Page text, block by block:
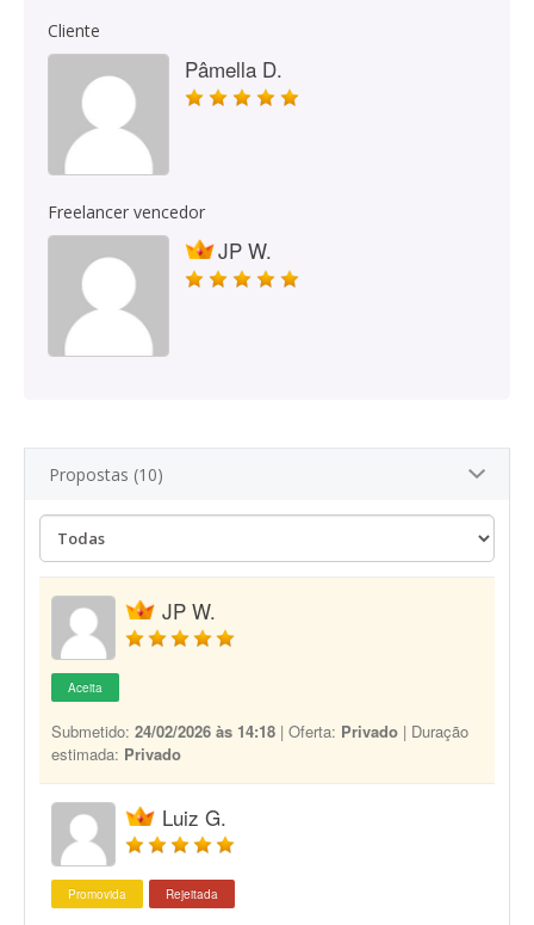
Cliente
Pâmella D.
Freelancer vencedor
JP W.
Propostas (10)
JP W.
Aceita
Submetido: 24/02/2026 às 14:18 | Oferta: Privado | Duração
estimada: Privado
Luiz G.
Promovida Rejeitada